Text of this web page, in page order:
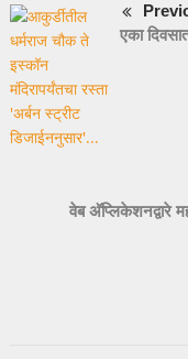
एका
वेब अ‍ॅप्लिकेशनद्वारे